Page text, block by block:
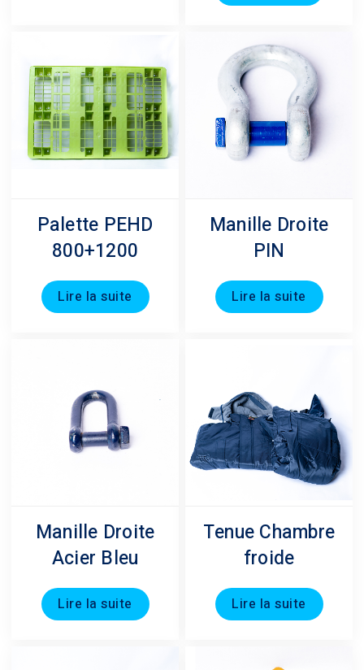
Palette PEHD
800+1200
Lire la suite
Manille Droite
PIN
Lire la suite
Manille Droite
Acier Bleu
Lire la suite
Tenue Chambre
froide
Lire la suite